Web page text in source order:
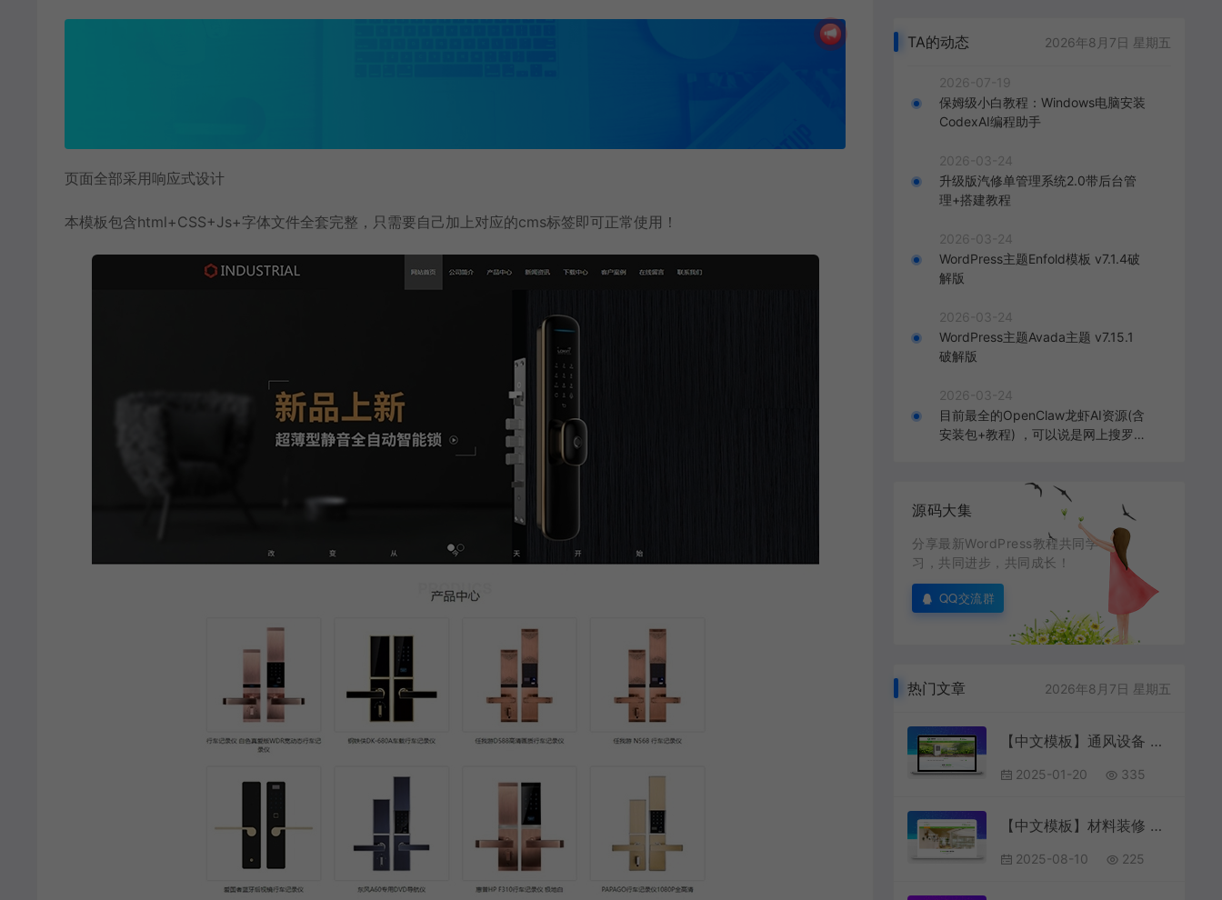
页面全部采用响应式设计
本模板包含html+CSS+Js+字体文件全套完整，只需要自己加上对应的cms标签即可正常使用！
TA的动态 2026年8月7日 星期五
2026-07-19
保姆级小白教程：Windows电脑安装
CodexAI编程助手
2026-03-24
升级版汽修单管理系统2.0带后台管
理+搭建教程
2026-03-24
WordPress主题Enfold模板 v7.1.4破
解版
2026-03-24
WordPress主题Avada主题 v7.15.1
破解版
2026-03-24
目前最全的OpenClaw龙虾AI资源(含
安装包+教程) ，可以说是网上搜罗的
源码大集
分享最新WordPress教程共同学
习，共同进步，共同成长！
QQ交流群
热门文章 2026年8月7日 星期五
【中文模板】通风设备 浅绿款 响应式模板包
2025-01-20 335
【中文模板】材料装修 绿色款 响应式模板包含html+CSS+Js+字体文件全套
2025-08-10 225